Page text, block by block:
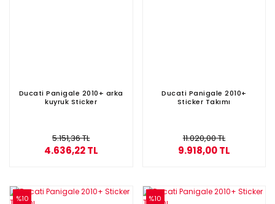
Ducati Panigale 2010+ arka
kuyruk Sticker
5.151,36 TL
4.636,22 TL
Ducati Panigale 2010+
Sticker Takımı
11.020,00 TL
9.918,00 TL
%10 %10